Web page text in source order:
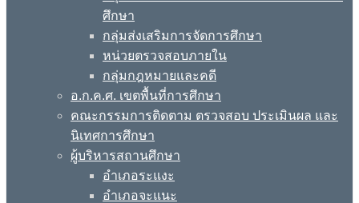
ศึกษา
กลุ่มส่งเสริมการจัดการศึกษา
หน่วยตรวจสอบภายใน
กลุ่มกฎหมายและคดี
อ.ก.ค.ศ. เขตพื้นที่การศึกษา
คณะกรรมการติดตาม ตรวจสอบ ประเมินผล และ
นิเทศการศึกษา
ผู้บริหารสถานศึกษา
อำเภอระแงะ
อำเภอจะแนะ